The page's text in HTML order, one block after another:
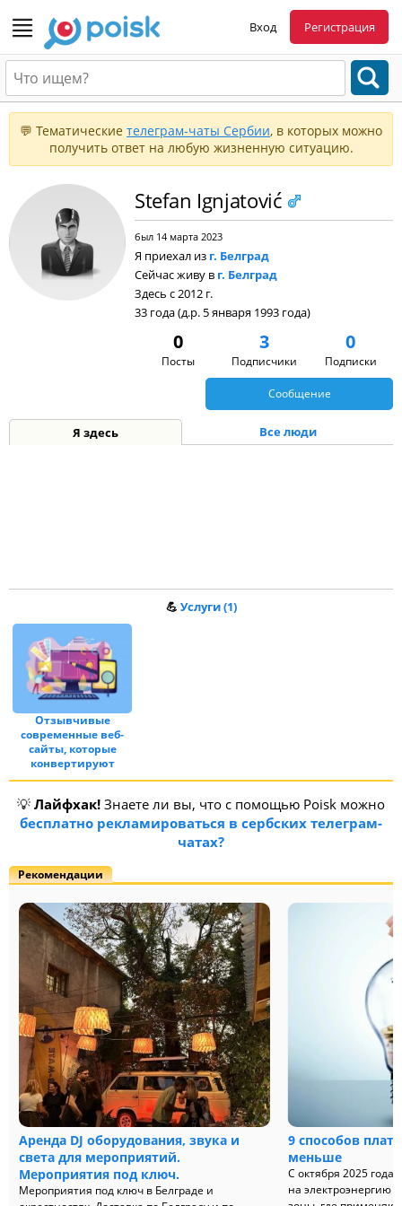
Вход Регистрация
💬 Тематические телеграм-чаты Сербии, в которых можно
получить ответ на любую жизненную ситуацию.
Stefan Ignjatović
был 14 марта 2023
Я приехал из г. Белград
Сейчас живу в г. Белград
Здесь с 2012 г.
33 года (д.р. 5 января 1993 года)
0
Посты
3
Подписчики
0
Подписки
Сообщение
Я здесь Все люди
💪 Услуги (1)
Отзывчивые
современные веб-
сайты, которые
конвертируют
💡 Лайфхак! Знаете ли вы, что с помощью Poisk можно
бесплатно рекламироваться в сербских телеграм-
чатах?
Рекомендации
Аренда DJ оборудования, звука и
света для мероприятий.
Мероприятия под ключ.
Мероприятия под ключ в Белграде и
9 способов
меньше
С октября 2025
на электроэнергию